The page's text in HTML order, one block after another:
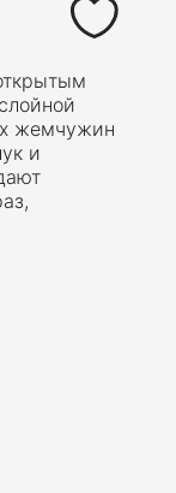
жемчужин
и